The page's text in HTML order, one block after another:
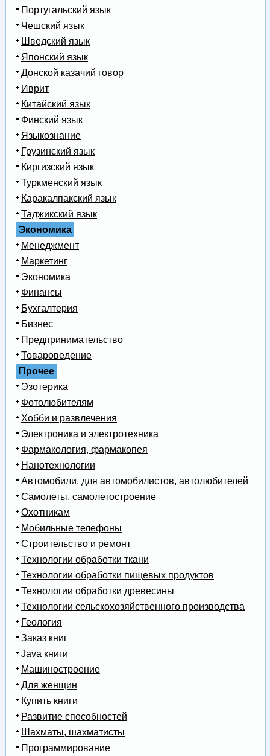
Португальский язык
Чешский язык
Шведский язык
Японский язык
Донской казачий говор
Иврит
Китайский язык
Финский язык
Языкознание
Грузинский язык
Киргизский язык
Туркменский язык
Каракалпакский язык
Таджикский язык
Экономика
Менеджмент
Маркетинг
Экономика
Финансы
Бухгалтерия
Бизнес
Предпринимательство
Товароведение
Прочее
Эзотерика
Фотолюбителям
Хобби и развлечения
Электроника и электротехника
Фармакология, фармакопея
Нанотехнологии
Автомобили, для автомобилистов, автолюбителей
Самолеты, самолетостроение
Охотникам
Мобильные телефоны
Строительство и ремонт
Технологии обработки ткани
Технологии обработки пищевых продуктов
Технологии обработки древесины
Технологии сельскохозяйственного производства
Геология
Заказ книг
Java книги
Машиностроение
Для женщин
Купить книги
Развитие способностей
Шахматы, шахматисты
Программирование